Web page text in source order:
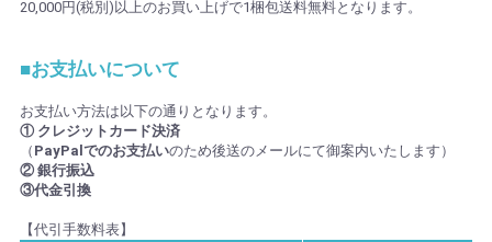
20,000円(税別)以上のお買い上げで1梱包送料無料となります。
■お支払いについて
お支払い方法は以下の通りとなります。
① クレジットカード決済
（ PayPalでのお支払いのため後送のメールにて御案内いたします）
② 銀行振込
③代金引換
【代引手数料表】